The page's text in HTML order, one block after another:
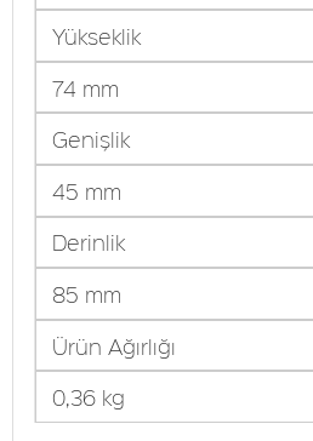
Yükseklik
74 mm
Genişlik
45 mm
Derinlik
85 mm
Ürün Ağırlığı
0,36 kg